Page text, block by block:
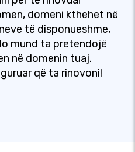
domeni kthehet në
të disponueshme,
mund ta pretendojë
në domenin tuaj.
që ta rinovoni!